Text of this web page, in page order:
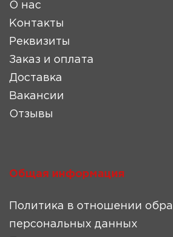
О нас
Контакты
Реквизиты
Заказ и оплата
Доставка
Вакансии
Отзывы
Общая информация
Политика в отношении
персональных данных